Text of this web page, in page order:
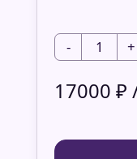
17000 ₽
- 1 +